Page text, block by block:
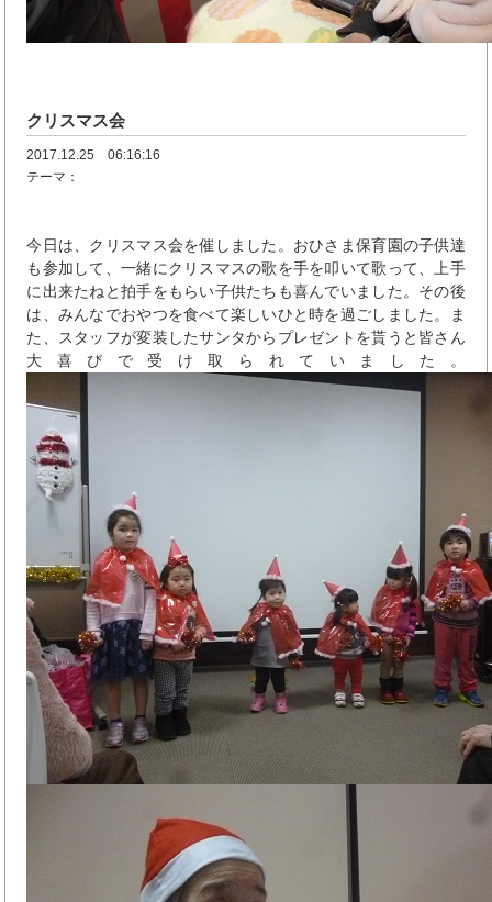
クリスマス会
2017.12.25 06:16:16
テーマ：
今日は、クリスマス会を催しました。おひさま保育園の子供達
も参加して、一緒にクリスマスの歌を手を叩いて歌って、上手
に出来たねと拍手をもらい子供たちも喜んでいました。その後
は、みんなでおやつを食べて楽しいひと時を過ごしました。ま
た、スタッフが変装したサンタからプレゼントを貰うと皆さん
大喜びで受け取られていました。